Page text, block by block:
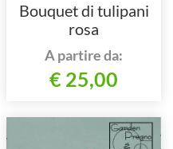
Bouquet di tulipani
rosa
A partire da:
€ 25,00